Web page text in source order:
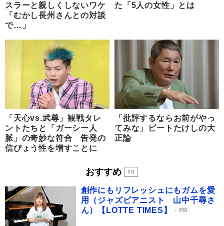
スラーと親しくしないワケ
「むかし長州さんとの対談
で…」
た「5人の女性」とは
「天心vs.武尊」観戦タレ
ントたちと「ガーシー人
脈」の奇妙な符合 告発の
信ぴょう性を増すことに
「批評するならお前がやっ
てみな」ビートたけしの大
正論
おすすめ
創作にもリフレッシュにもガムを愛
用（ジャズピアニスト 山中千尋さ
ん）【LOTTE TIMES】
PR